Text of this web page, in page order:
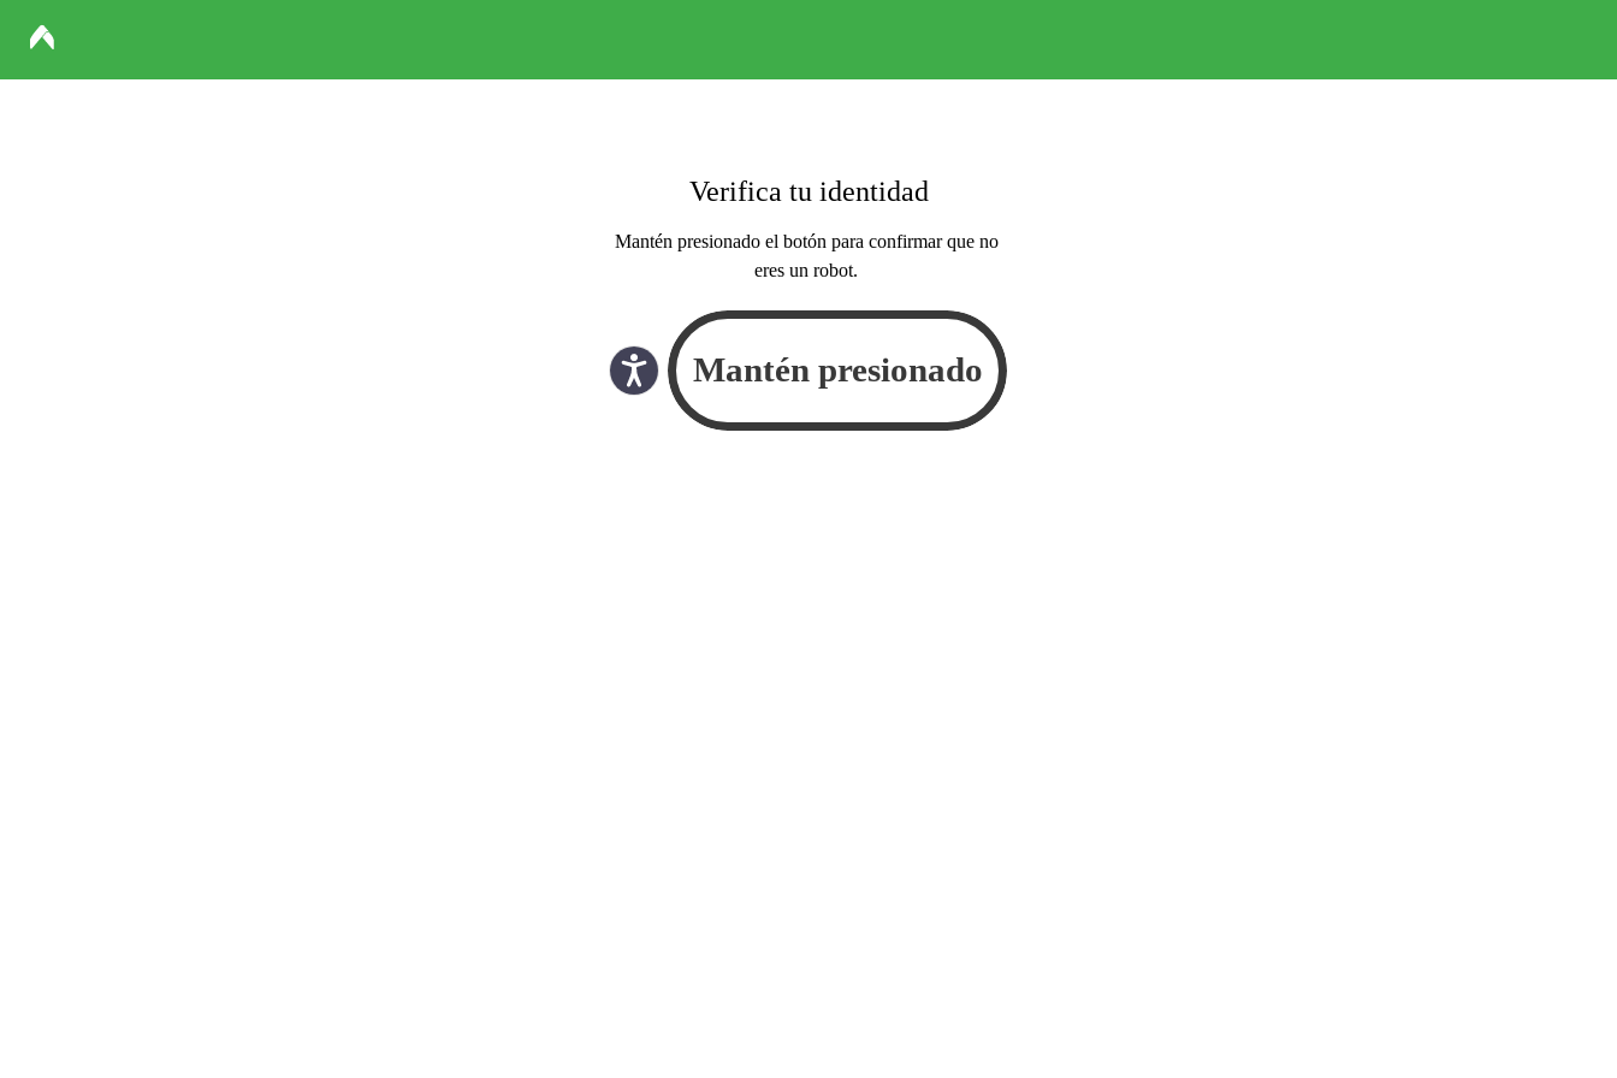
Verifica tu identidad
Mantén presionado el botón para confirmar que no
eres un robot.